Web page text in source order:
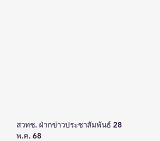
สวทช. ฝ่ากข่าวประชาสัมพันธ์ 28
พ.ค. 68